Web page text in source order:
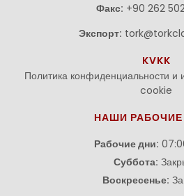
Факс: +90 262
Экспорт:
KVKK
Политика конфиденциальности и
cookie
НАШИ
Рабочие дни:
Суббота:
Воскресенье: